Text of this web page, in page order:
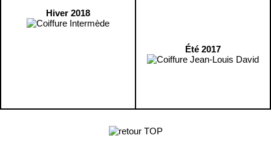
Hiver 2018
Été 2017